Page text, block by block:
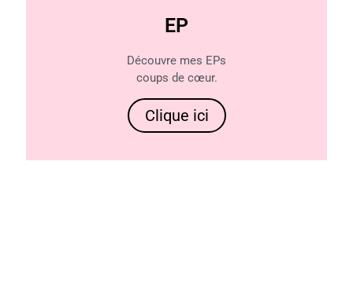
EP
Découvre mes EPs
coups de cœur.
Clique ici